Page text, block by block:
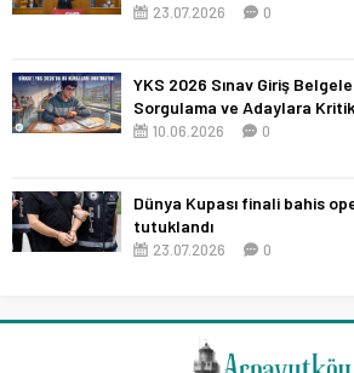
23.07.2026 0
YKS 2026 Sınav Giriş
Sorgulama ve Adaylara
10.06.2026 0
Dünya Kupası finali bahis
tutuklandı
23.07.2026 0